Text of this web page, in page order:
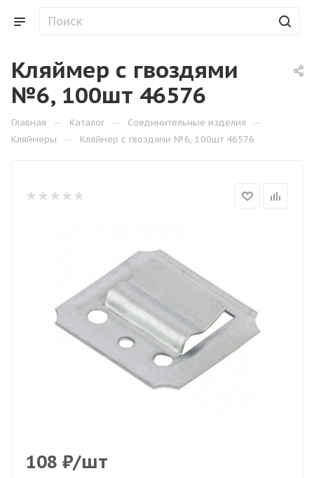
Кляймер с гвоздями
№6, 100шт 46576
Главная — Каталог — Соединительные изделия —
Кляймеры — Кляймер с гвоздями №6, 100шт 46576
108 ₽/шт